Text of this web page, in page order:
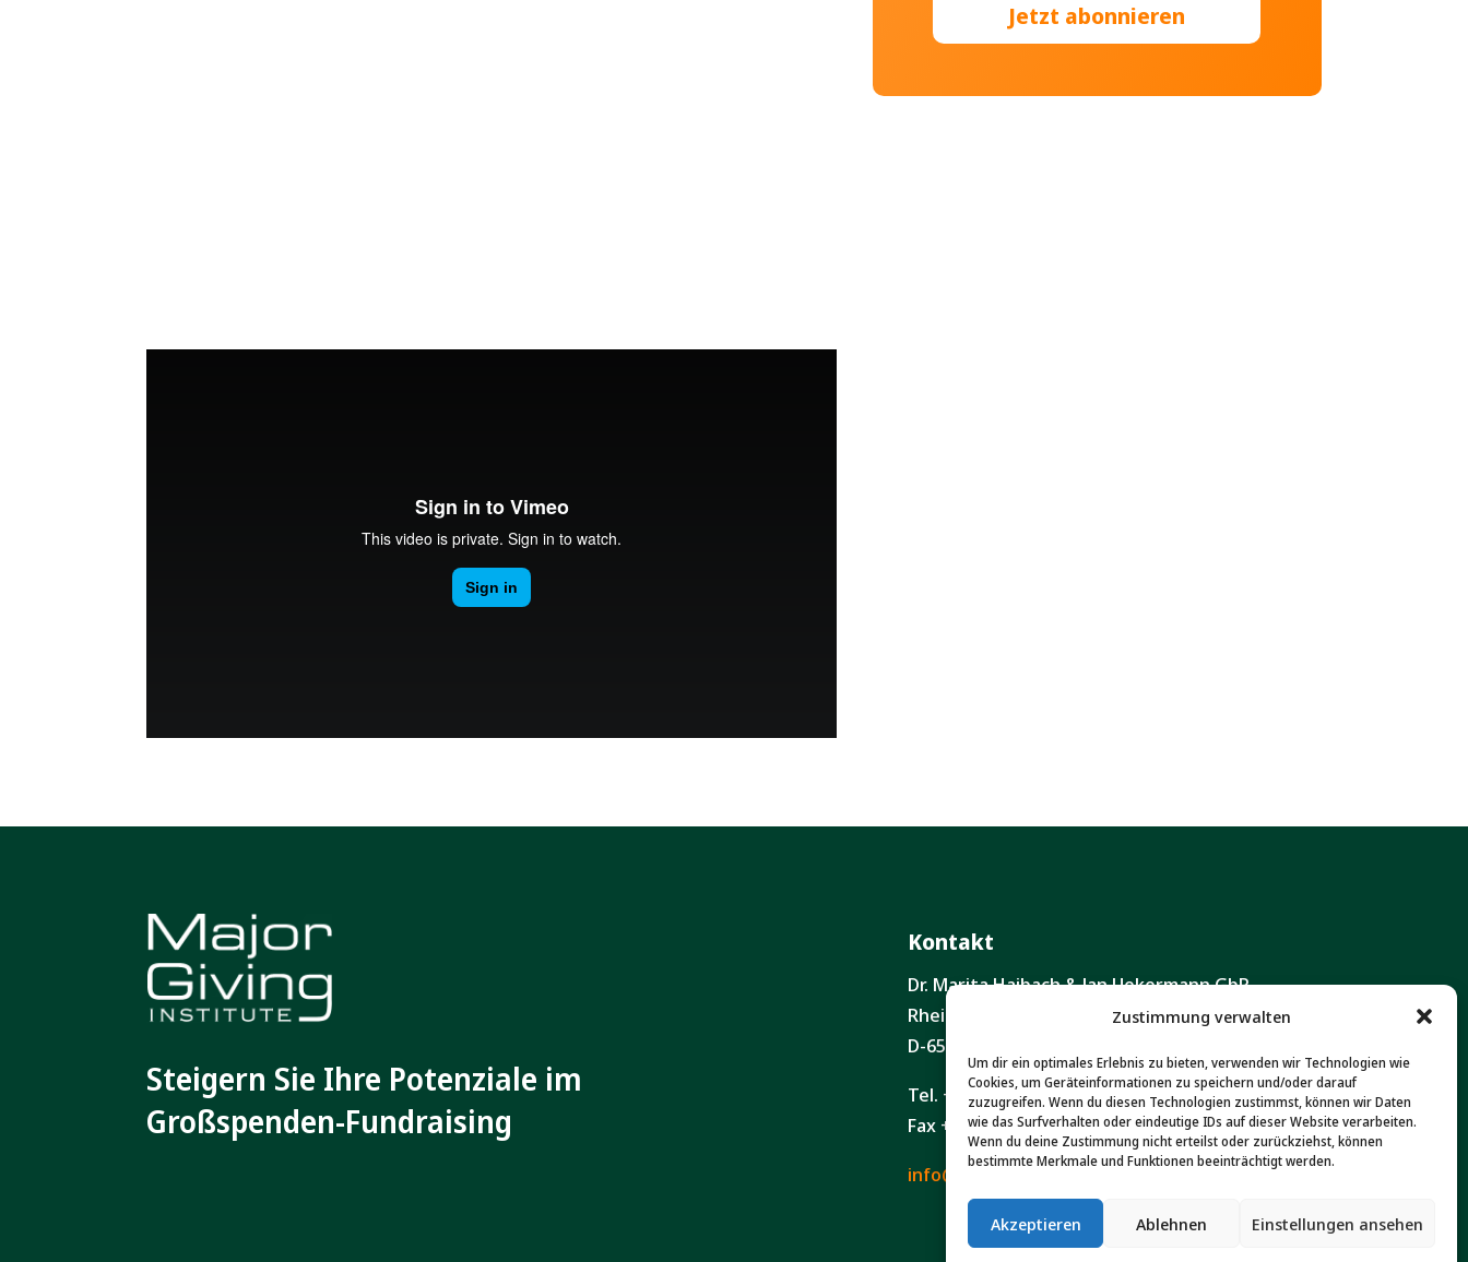
Zustimmung verwalten
Um dir ein optimales Erlebnis zu bieten, verwenden wir Technologien wie
Cookies, um Geräteinformationen zu speichern und/oder darauf
zuzugreifen. Wenn du diesen Technologien zustimmst, können wir Daten
wie das Surfverhalten oder eindeutige IDs auf dieser Website verarbeiten.
Wenn du deine Zustimmung nicht erteilst oder zurückziehst, können
bestimmte Merkmale und Funktionen beeinträchtigt werden.
Akzeptieren Ablehnen Einstellungen ansehen
Jetzt abonnieren
Steigern Sie Ihre Potenziale im
Großspenden-Fundraising
Kontakt
Dr. Marita Haibach & Jan Uekermann GbR
Rheingaustraße 111 A
D-65203 Wiesbaden
Tel. +49(0)611 565 078 17
Fax +49(0)611 801 989
info@major-giving-institute.org